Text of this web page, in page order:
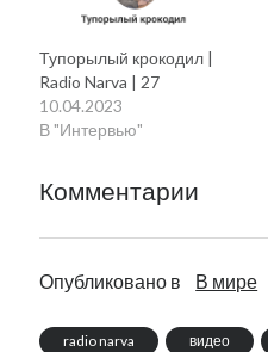
Тупорылый крокодил |
Radio Narva | 27
10.04.2023
В "Интервью"
Комментарии
Опубликовано в В мире
radio narva видео